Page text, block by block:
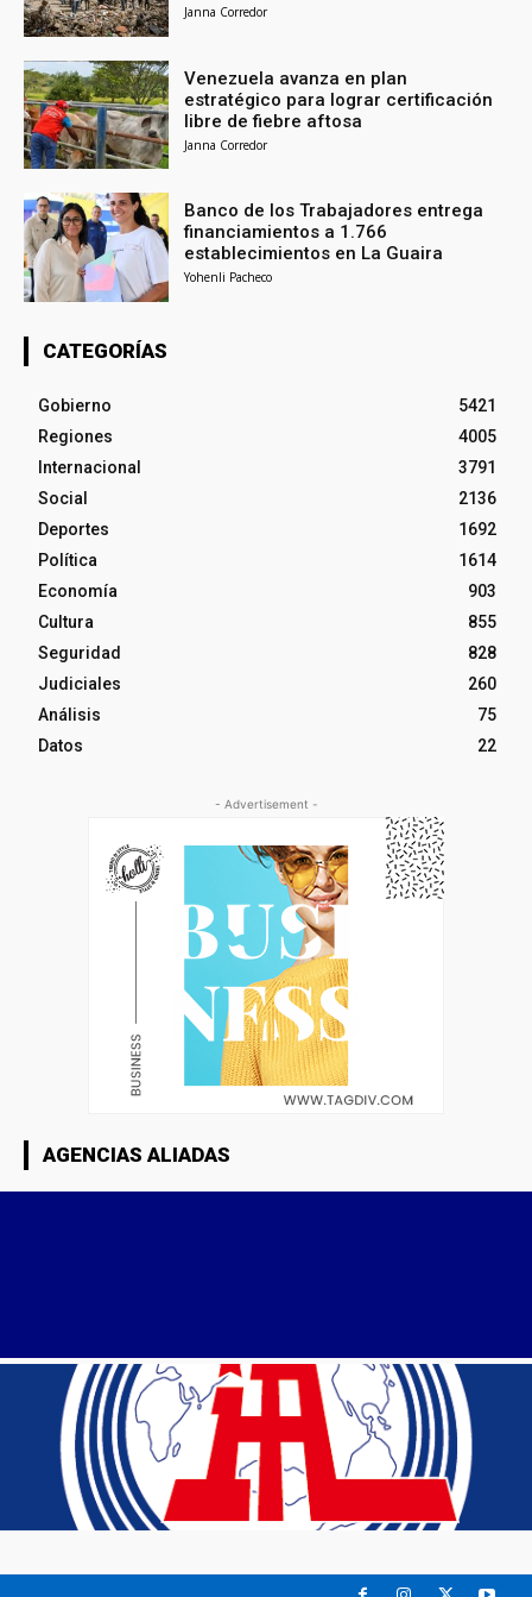
Janna Corredor
Venezuela avanza en plan
estratégico para lograr certificación
libre de fiebre aftosa
Janna Corredor
Banco de los Trabajadores entrega
financiamientos a 1.766
establecimientos en La Guaira
Yohenli Pacheco
CATEGORÍAS
Gobierno
5421
Regiones
4005
Internacional
3791
Social
2136
Deportes
1692
Política
1614
Economía
903
Cultura
855
Seguridad
828
Judiciales
260
Análisis
75
Datos
22
- Advertisement -
AGENCIAS ALIADAS